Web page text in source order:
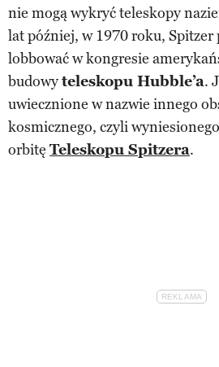
nie mogą wykryć teleskopy
lat później, w 1970 roku, Spitzer
lobbować w kongresie
budowyteleskopu Hubble’a.
uwiecznione w nazwie innego
kosmicznego, czyli
orbitę Teleskopu Spitzera.